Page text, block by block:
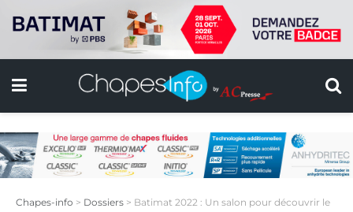
Chapes-info > Dossiers > Batimat 2022 : Un salon pour découvrir le